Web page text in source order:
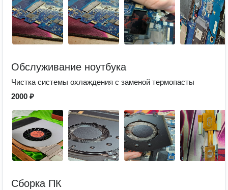
Обслуживание ноутбука
Чистка системы охлаждения с заменой термопасты
2000 ₽
Сборка ПК